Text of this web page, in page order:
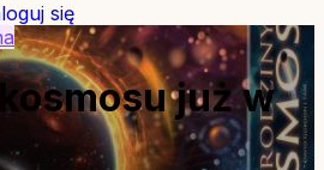
się
już w